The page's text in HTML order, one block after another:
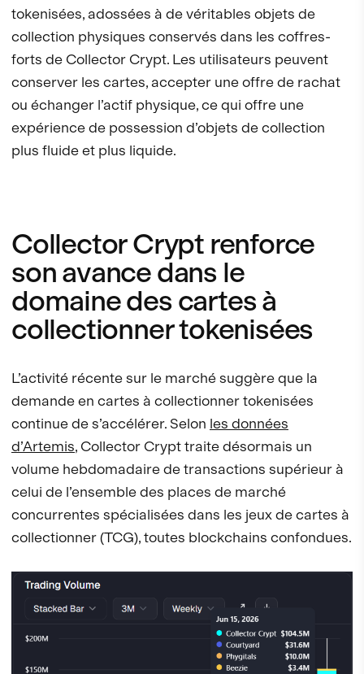
tokenisées, adossées à de véritables objets de
collection physiques conservés dans les coffres-
forts de Collector Crypt. Les utilisateurs peuvent
conserver les cartes, accepter une offre de rachat
ou échanger l’actif physique, ce qui offre une
expérience de possession d’objets de collection
plus fluide et plus liquide.
Collector Crypt renforce
son avance dans le
domaine des cartes à
collectionner tokenisées
L’activité récente sur le marché suggère que la
demande en cartes à collectionner tokenisées
continue de s’accélérer. Selon les données
d’Artemis, Collector Crypt traite désormais un
volume hebdomadaire de transactions supérieur à
celui de l’ensemble des places de marché
concurrentes spécialisées dans les jeux de cartes à
collectionner (TCG), toutes blockchains confondues.